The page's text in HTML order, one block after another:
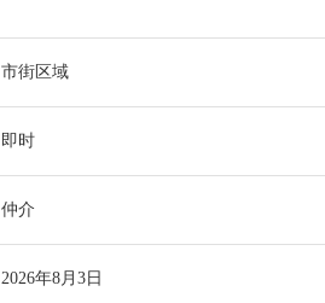
市街区域
即时
仲介
2026年8月3日